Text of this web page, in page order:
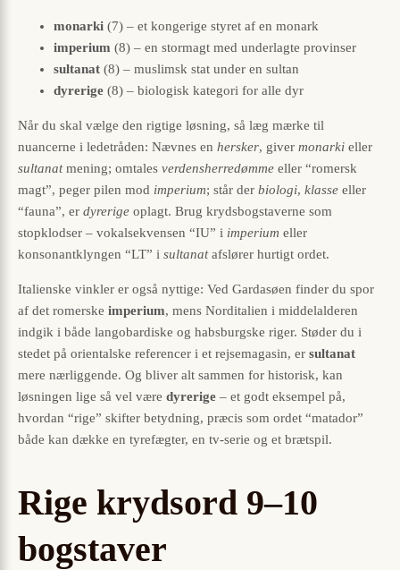
monarki (7) – et kongerige styret af en monark
imperium (8) – en stormagt med underlagte provinser
sultanat (8) – muslimsk stat under en sultan
dyrerige (8) – biologisk kategori for alle dyr
Når du skal vælge den rigtige løsning, så læg mærke til
nuancerne i ledetråden: Nævnes en hersker, giver monarki eller
sultanatmening; omtales verdensherredømme eller “romersk
magt”, peger pilen mod imperium; står der biologi, klasse eller
“fauna”, er dyrerige oplagt. Brug krydsbogstaverne som
stopklodser – vokalsekvensen “IU” i imperium eller
konsonantklyngen “LT” i sultanatafslører hurtigt ordet.
Italienske vinkler er også nyttige: Ved Gardasøen finder du spor
af det romerske imperium, mens Norditalien i middelalderen
indgik i både langobardiske og habsburgske riger. Støder du i
stedet på orientalske referencer i et rejsemagasin, er sultanat
mere nærliggende. Og bliver alt sammen for historisk, kan
løsningen lige så vel være dyrerige – et godt eksempel på,
hvordan “rige” skifter betydning, præcis som ordet “matador”
både kan dække en tyrefægter, en tv-serie og et brætspil.
Rige krydsord 9–10
bogstaver